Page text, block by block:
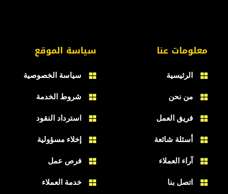
معلومات عنا
الرئيسية
من نحن
فريق العمل
أسئلة شائعة
آراء العملاء
اتصل بنا
سياسة الموقع
سياسة الخصوصية
شروط الخدمة
استرداد النقود
إخلاء مسؤولية
فرص عمل
خدمة العملاء